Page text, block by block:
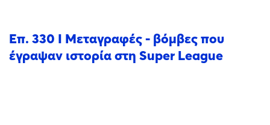
Επ. 330 I Μεταγραφές - βόμβες που
έγραψαν ιστορία στη Super League